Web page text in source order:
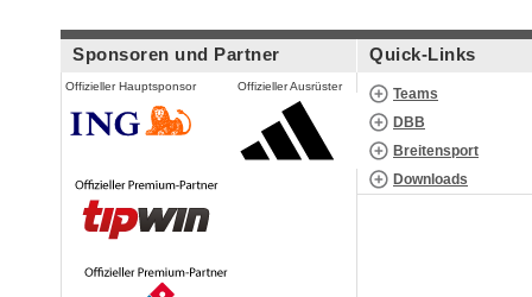
Sponsoren und Partner
Offizieller Hauptsponsor Offizieller Ausrüster
Quick-Links
Teams
DBB
Breitensport
Downloads